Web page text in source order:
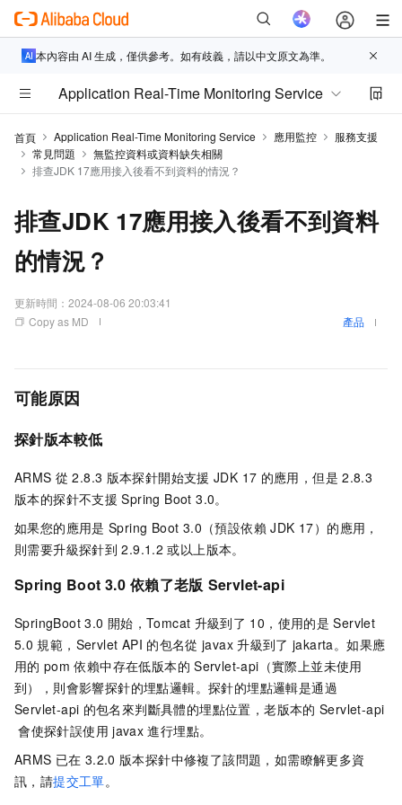
本內容由 AI 生成，僅供參考。如有歧義，請以中文原文為準。
Application Real-Time Monitoring Service
首頁 Application Real-Time Monitoring Service 應用監控
服務支援
常見問題
無監控資料或資料缺失相關
排查JDK 17應用接入後看不到資料的情況？
排查JDK 17應用接入後看不到資料
的情況？
更新時間： 2024-08-06 20:03:41
Copy as MD
產品
可能原因
探針版本較低
ARMS 從 2.8.3 版本探針開始支援 JDK 17 的應用，但是 2.8.3
版本的探針不支援 Spring Boot 3.0。
如果您的應用是 Spring Boot 3.0（預設依賴 JDK 17）的應用，
則需要升級探針到 2.9.1.2 或以上版本。
Spring Boot 3.0 依賴了老版 Servlet-api
SpringBoot 3.0 開始，Tomcat 升級到了 10，使用的是 Servlet
5.0 規範，Servlet API 的包名從 javax 升級到了 jakarta。如果應
用的 pom 依賴中存在低版本的 Servlet-api（實際上並未使用
到），則會影響探針的埋點邏輯。探針的埋點邏輯是通過
Servlet-api 的包名來判斷具體的埋點位置，老版本的 Servlet-api
會使探針誤使用 javax 進行埋點。
ARMS 已在 3.2.0 版本探針中修複了該問題，如需瞭解更多資
訊，請提交工單。